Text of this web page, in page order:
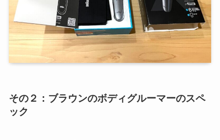
その２：ブラウンのボディグルーマーのスペ
ック